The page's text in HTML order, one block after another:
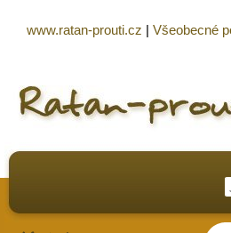
www.ratan-prouti.cz | Všeobecné